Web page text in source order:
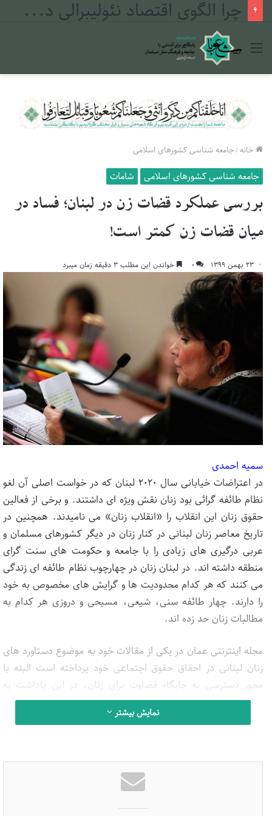
چرا الگوی اقتصاد نئولیبرالی در مراکش شکست خورد؟
منو
خانه/جامعه شناسی کشورهای اسلامی
جامعه شناسی کشورهای اسلامی شامات
بررسی عملکرد قضات زن در لبنان؛ فساد در
میان قضات زن کمتر است!
۲۳ بهمن ۱۳۹۹ ۰ خواندن این مطلب ۳ دقیقه زمان میبرد
سمیه احمدی
در اعتراضات خیابانی سال ۲۰۲۰ لبنان که در خواست اصلی آن لغو
نظام طائفه گرائی بود زنان نقش ویژه ای داشتند. و برخی از فعالین
حقوق زنان این انقلاب را «انقلاب زنان» می نامیدند. همچنین در
تاریخ معاصر زنان لبنانی در کنار زنان در دیگر کشورهای مسلمان و
عربی درگیری های زیادی را با جامعه و حکومت های سنت گرای
منطقه داشته اند. در لبنان زنان در چهارچوب نظام طائفه ای زندگی
می کنند که هر کدام محدودیت ها و گرایش های مخصوص به خود
را دارند. چهار طائفه سنی، شیعی، مسیحی و دروزی هر کدام به
مطالبات زنان حد زده اند.
مجله اینترنتی عمان در یکی از مقالات خود به موضوع دستاورد های
زنان لبنانی در احقاق حقوق اجتماعی خود پرداخته است البته با
محور دسترسی به جایگاه قضاوت برای زنان، در این یاداشت به
خلاصه ای از این مقاله خواهیم پرداخت.
لبنان به دلایل طائفه ای بسیار کند و سنگین عمل می کند. به
نمایش بیشتر